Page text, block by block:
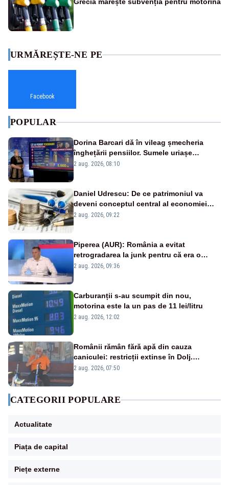
Grecia mărește subvenția pentru motorină
URMĂREȘTE-NE PE
Facebook
POPULAR
Dorina Barcari dă în vileag șmecheria
înghețării pensiilor. Sumele uriașe
pierdute de fiecare român
2 aug. 2026, 08:10
Daniel Udrescu: De ce patrimoniul va
deveni conceptul central al economiei
viitoare?
2 aug. 2026, 09:22
Piperea (AUR): România a evitat
retrogradarea la junk pentru că era o
catastrofă pentru bănci și fondurile de
2 aug. 2026, 09:36
Carburanții s-au scumpit din nou,
motorina este la un pas de 11 lei/litru
2 aug. 2026, 12:02
Românii rămân fără apă din cauza
caniculei: restricții extinse în Dolj.
Oamenii au „cu program la robinet”
2 aug. 2026, 07:50
CATEGORII POPULARE
Actualitate
Piața de capital
Piețe externe